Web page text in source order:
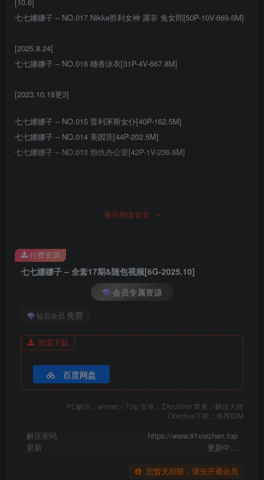
七七娜娜子 – NO.017 Nikke胜利女神 露菲 兔女郎[50P-10V-669.6M]
[2025.8.24]
七七娜娜子 – NO.016 穗香泳衣[31P-4V-667.8M]
[2023.10.18更3]
七七娜娜子 – NO.015 普利茅斯女仆[40P-162.5M]
七七娜娜子 – NO.014 美因茨[44P-202.5M]
七七娜娜子 – NO.013 怨仇办公室[42P-1V-236.6M]
七七娜娜子 – NO.012 樫野牛牛女仆 [41P7V-365MB]
七七娜娜子 – NO.011 久岐忍同人 [41P9V-320MB]
七七娜娜子 – NO.010 雪拉 [67P3V-448MB]
七七娜娜子 – NO.009 小僵尸 [29P1V-252MB]
七七娜娜子 – NO.008 竞泳 [40P3V-527MB]
七七娜娜子 – NO.007 碧蓝航线 光荣新春 [47P-268MB]
七七娜娜子 – NO.006 布莱默顿新春旗袍 [108P6V-770MB]
七七娜娜子 – NO.005 金莲 [65P2V-666MB]
七七娜娜子 – NO.004 风纪委员 [26P-162MB]
七七娜娜子 – NO.002 2B女仆 [12P-97MB]
展开阅读全文
七七娜娜子 – 全套17期&随包视频[6G-2025.10]
会员专属资源
钻石会员 免费
资源下载
百度网盘
PC解压：winrar／7zip 安卓：ZArchiver 苹果：解压大师
Onedive下载：推荐IDM
解压密码
https://www.91xiezhen.top
更新
更新中...
您暂无权限，请先开通会员
付费资源